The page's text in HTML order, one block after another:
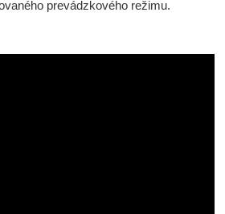
prevádzkového režimu.